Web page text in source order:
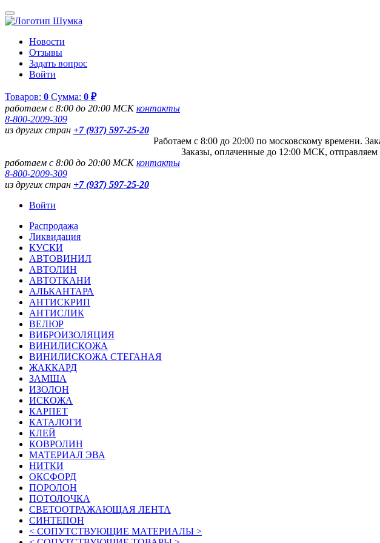
Новости
Отзывы
Задать вопрос
Войти
Товаров: 0 Сумма: 0 ₽
работаем с 8:00 до 20:00 МСКконтакты
8-800-2009-309
из других стран +7 (937) 597-25-20
Работаем с 8:00 до 20:00 по московскому времени.
Заказы, оплаченные до 12:00 МСК,
работаем с 8:00 до 20:00 МСКконтакты
8-800-2009-309
из других стран +7 (937) 597-25-20
Войти
Распродажа
Ликвидация
КУСКИ
АВТОВИНИЛ
АВТОЛИН
АВТОТКАНИ
АЛЬКАНТАРА
АНТИСКРИП
АНТИСЛИК
ВЕЛЮР
ВИБРОИЗОЛЯЦИЯ
ВИНИЛИСКОЖА
ВИНИЛИСКОЖА СТЕГАНАЯ
ЖАККАРД
ЗАМША
ИЗОЛОН
ИСКОЖА
КАРПЕТ
КАТАЛОГИ
КЛЕЙ
КОВРОЛИН
МАТЕРИАЛ ЭВА
НИТКИ
ОКСФОРД
ПОРОЛОН
ПОТОЛОЧКА
СВЕТООТРАЖАЮЩАЯ ЛЕНТА
СИНТЕПОН
< СОПУТСТВУЮЩИЕ МАТЕРИАЛЫ >